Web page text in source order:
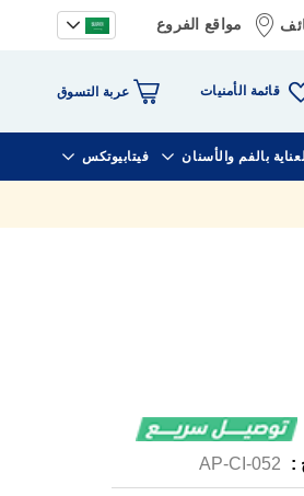
مواقع الفروع
قائمة الأمنيات عربة التسوق
العناية بالفم والأسنان فيتابيوتكس
:
AP-CI-052